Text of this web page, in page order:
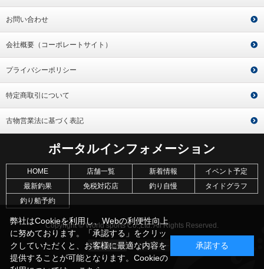
お問い合わせ
会社概要（コーポレートサイト）
プライバシーポリシー
特定商取引について
古物営業法に基づく表記
ポータルインフォメーション
HOME 店舗一覧 新着情報
イベント予定
最新釣果
免税対応店 釣り自慢
タイドグラフ
釣り船予約
Copyright © World sports Co.,Ltd. All Rights Reserved.
弊社はCookieを利用し、Webの利便性向上
に努めております。「承認する」をクリッ
クしていただくと、お客様に最適な内容を
提供することが可能となります。Cookieの
承諾する